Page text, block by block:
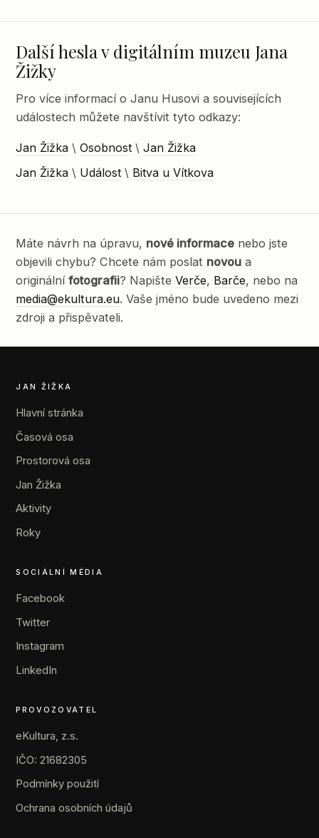
Další hesla v digitálním muzeu Jana
Žižky
Pro více informací o Janu Husovi a souvisejících
událostech můžete navštívit tyto odkazy:
Jan Žižka \Osobnost \Jan Žižka
Jan Žižka \ Událost \ Bitva u Vítkova
Máte návrh na úpravu, nové informace nebo jste
objevili chybu? Chcete nám poslat novou a
originálnífotografii? NapišteVerče, Barče, nebo na
media@ekultura.eu. Vaše jméno bude uvedeno mezi
zdroji a přispěvateli.
JAN ŽIŽKA
Hlavní stránka
Časová osa
Prostorová osa
Jan Žižka
Aktivity
Roky
SOCIÁLNÍ MÉDIA
Facebook
Twitter
Instagram
LinkedIn
PROVOZOVATEL
eKultura, z.s.
IČO: 21682305
Podmínky použití
Ochrana osobních údajů